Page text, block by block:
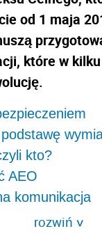
od 1 maja
które w
kto?
AEO
komunikacja
rozwiń>